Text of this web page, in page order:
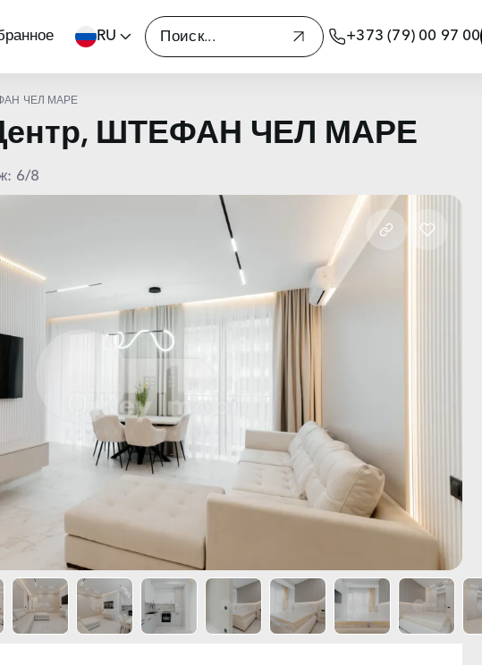
RU +373 (79) 00 97 00
ЧЕЛ МАРЕ
ШТЕФАН ЧЕЛ МАРЕ
6/8